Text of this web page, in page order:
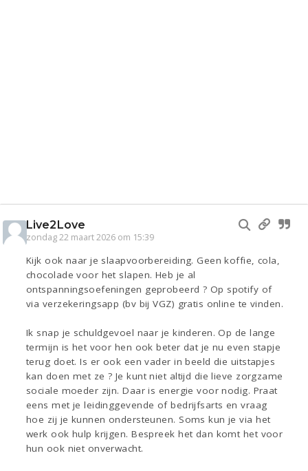
Live2Love
zondag 22 maart 2026 om 15:39
Kijk ook naar je slaapvoorbereiding. Geen koffie, cola,
chocolade voor het slapen. Heb je al
ontspanningsoefeningen geprobeerd ? Op spotify of
via verzekeringsapp (bv bij VGZ) gratis online te vinden.
Ik snap je schuldgevoel naar je kinderen. Op de lange
termijn is het voor hen ook beter dat je nu even stapje
terug doet. Is er ook een vader in beeld die uitstapjes
kan doen met ze ? Je kunt niet altijd die lieve zorgzame
sociale moeder zijn. Daar is energie voor nodig. Praat
eens met je leidinggevende of bedrijfsarts en vraag
hoe zij je kunnen ondersteunen. Soms kun je via het
werk ook hulp krijgen. Bespreek het dan komt het voor
hun ook niet onverwacht.